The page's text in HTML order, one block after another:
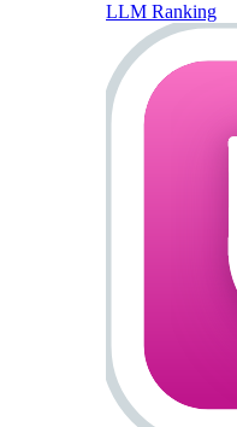
LLM Ranking